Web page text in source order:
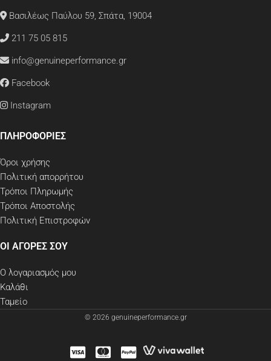
Βασιλέως Παύλου 59, Σπάτα, 19004
211 75 05 815
info@genuineperformance.gr
Facebook
Instagram
ΠΛΗΡΟΦΟΡΙΕΣ
Όροι χρήσης
Πολιτική απορρήτου
Τρόποι Πληρωμής
Τρόποι Αποστολής
Πολιτική Επιστροφών
ΟΙ ΑΓΟΡΕΣ ΣΟΥ
Ο λογαριασμός μου
Καλάθι
Ταμείο
© 2026 genuineperformance.gr